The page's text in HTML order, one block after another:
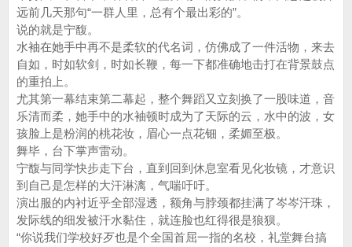
远前几天那句“一群人里，总有个最出彩的”。
说的就是宁馥。
水袖在她手中再不是柔软的代名词，仿佛成了一件活物，来去
自如，时如软剑，时如长鞭，每一下都准确地击打在背景鼓点
的重拍上。
尤其第一幕结束第二幕起，整个舞蹈又立刻换了一股味道，音
乐清而柔，她手中的水袖顿时成为了天际的云，水中的波，女
孩脸上是粉润的桃花妆，眉心一点花钿，柔媚至极。
舞毕，台下掌声雷动。
宁馥与同学快步走下台，直到回到休息室看见化妆镜，才意识
到自己是怎样的大汗淋漓，气喘吁吁。
演出服的内衬近乎全部湿透，额角与脖颈都挂满了岑岑汗珠，
发际线的细发被汗水黏住，就连脸也红得很是狼狈。
“你说我们学校好歹也是个全国首屈一指的名校，礼堂舞台搞